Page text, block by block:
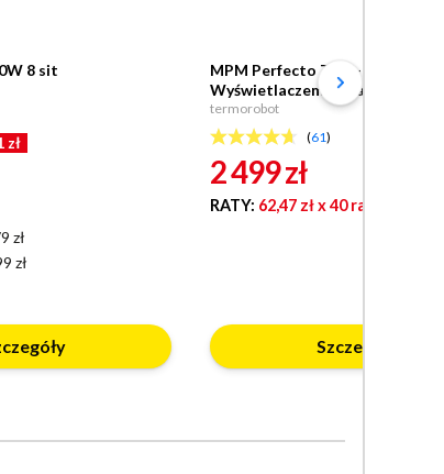
8 sit
zł
zł
zł
MPM Perfecto TRM-01 Z WiFi
Wyświetlaczem 10 cali Misą 4,5l
termorobot
(61)
2 499zł
RATY: 62,47 złx 40 rat 0%
Szczegóły